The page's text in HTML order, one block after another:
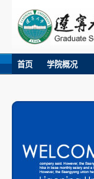
首页 学院概况